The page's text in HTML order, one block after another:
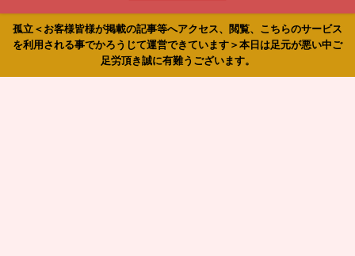
孤立＜お客様皆様が掲載の記事等へアクセス、閲覧、こちらのサービス
を利用される事でかろうじて運営できています＞本日は足元が悪い中ご
足労頂き誠に有難うございます。